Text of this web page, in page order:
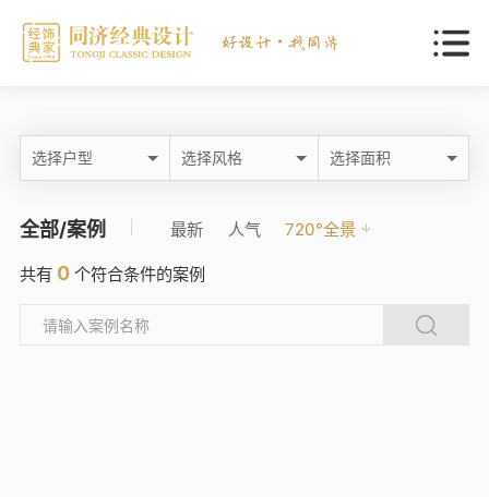
选择户型 选择风格 选择面积
全部/案例 最新 人气 720°全景
共有 0个符合条件的案例